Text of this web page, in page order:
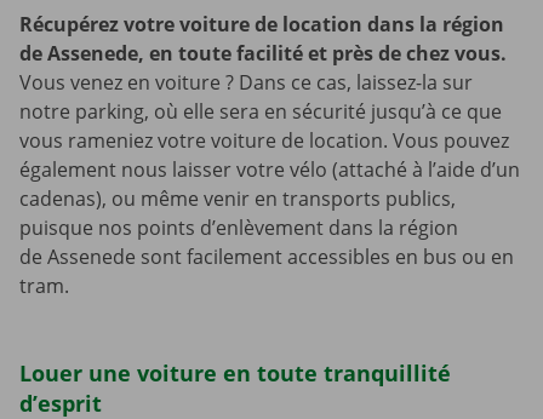
Récupérez votre voiture de location dans la région
de Assenede, en toute facilité et près de chez vous.
Vous venez en voiture ? Dans ce cas, laissez-la sur
notre parking, où elle sera en sécurité jusqu’à ce que
vous rameniez votre voiture de location. Vous pouvez
également nous laisser votre vélo (attaché à l’aide d’un
cadenas), ou même venir en transports publics,
puisque nos points d’enlèvement dans la région
de Assenede sont facilement accessibles en bus ou en
tram.
Louer une voiture en toute tranquillité
d’esprit